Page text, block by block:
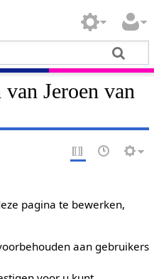
Jeroen van
pagina te bewerken,
aan gebruikers